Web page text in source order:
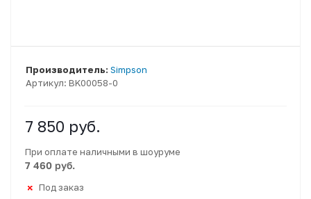
Артикул: BK00058-0
Производитель: Simpson
7 850 руб.
При оплате наличными в шоуруме
7 460 руб.
Под заказ